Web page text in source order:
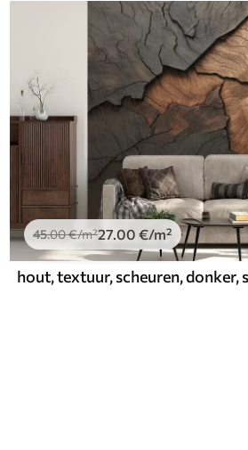
45.00€/m²27.00 €/m²